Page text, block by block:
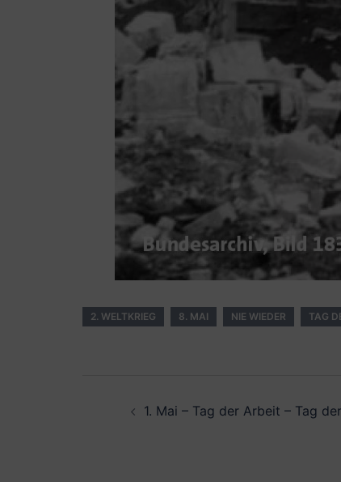
2. WELTKRIEG 8. MAI NIE WIEDER TAG
Beitrags-
1. Mai – Tag der Arbeit – Tag